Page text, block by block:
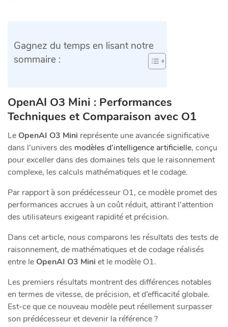
Gagnez du temps en lisant notre
sommaire :
OpenAI O3 Mini : Performances
Techniques et Comparaison avec O1
Le OpenAI O3 Mini représente une avancée significative
dans l’univers des modèles d’intelligence artificielle, conçu
pour exceller dans des domaines tels que le raisonnement
complexe, les calculs mathématiques et le codage.
Par rapport à son prédécesseur O1, ce modèle promet des
performances accrues à un coût réduit, attirant l’attention
des utilisateurs exigeant rapidité et précision.
Dans cet article, nous comparons les résultats des tests de
raisonnement, de mathématiques et de codage réalisés
entre le OpenAI O3 Mini et le modèle O1.
Les premiers résultats montrent des différences notables
en termes de vitesse, de précision, et d’efficacité globale.
Est-ce que ce nouveau modèle peut réellement surpasser
son prédécesseur et devenir la référence ?